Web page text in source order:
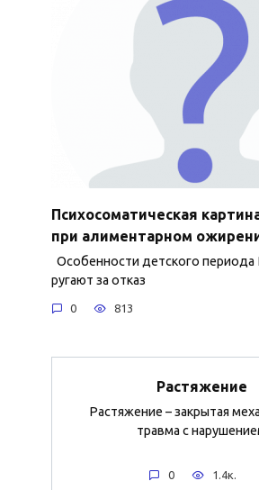
Психосоматическая
при алиментарном
Особенности детского периода
ругают за отказ
0 813
Растяжение
Растяжение – закрытая
травма с
0 1.4к.